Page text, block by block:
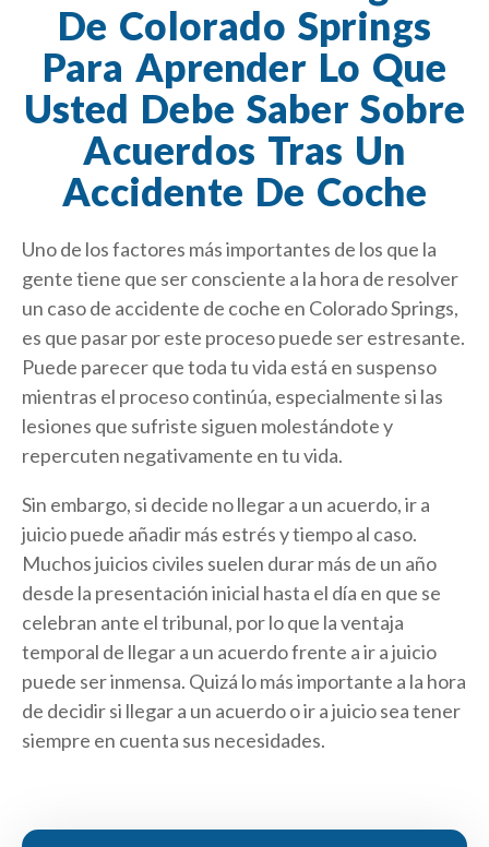
De Colorado Springs
Para Aprender Lo Que
Usted Debe Saber Sobre
Acuerdos Tras Un
Accidente De Coche
Uno de los factores más importantes de los que la
gente tiene que ser consciente a la hora de resolver
un caso de accidente de coche en Colorado Springs,
es que pasar por este proceso puede ser estresante.
Puede parecer que toda tu vida está en suspenso
mientras el proceso continúa, especialmente si las
lesiones que sufriste siguen molestándote y
repercuten negativamente en tu vida.
Sin embargo, si decide no llegar a un acuerdo, ir a
juicio puede añadir más estrés y tiempo al caso.
Muchos juicios civiles suelen durar más de un año
desde la presentación inicial hasta el día en que se
celebran ante el tribunal, por lo que la ventaja
temporal de llegar a un acuerdo frente a ir a juicio
puede ser inmensa. Quizá lo más importante a la hora
de decidir si llegar a un acuerdo o ir a juicio sea tener
siempre en cuenta sus necesidades.